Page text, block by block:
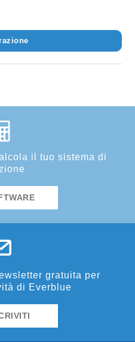
il tuo sistema di
gratuita per
di Everblue